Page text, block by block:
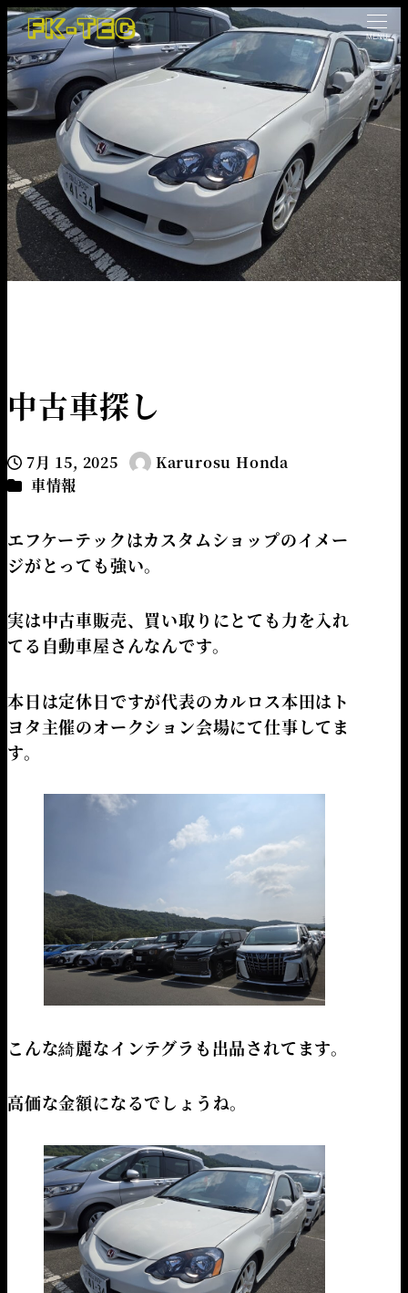
MENU
中古車探し
投稿日7月 15, 2025 著 Karurosu Honda
カテゴリー
車情報
エフケーテックはカスタムショップのイメー
ジがとっても強い。
実は中古車販売、買い取りにとても力を入れ
てる自動車屋さんなんです。
本日は定休日ですが代表のカルロス本田はト
ヨタ主催のオークション会場にて仕事してま
す。
こんな綺麗なインテグラも出品されてます。
高価な金額になるでしょうね。